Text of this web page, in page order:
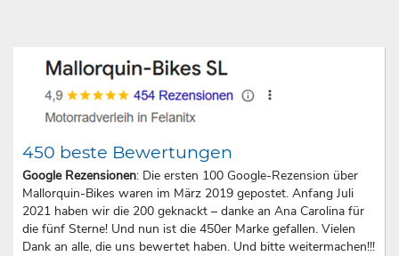
450 beste Bewertungen
Google Rezensionen: Die ersten 100 Google-Rezension über
Mallorquin-Bikes waren im März 2019 gepostet. Anfang Juli
2021 haben wir die 200 geknackt – danke an Ana Carolina für
die fünf Sterne! Und nun ist die 450er Marke gefallen. Vielen
Dank an alle, die uns bewertet haben. Und bitte weitermachen!!!